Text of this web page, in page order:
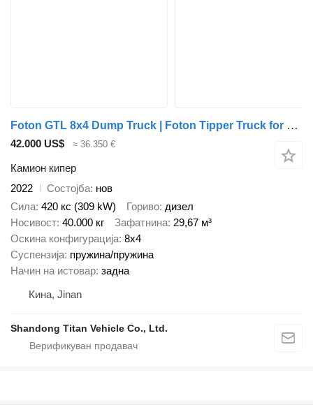
Foton GTL 8x4 Dump Truck | Foton Tipper Truck for Sale - Z
42.000 US$ ≈ 36.350 €
Камион кипер
2022
Состојба нов
Сила 420 кс (309 kW) Гориво дизел
Носивост 40.000 кг Зафатнина 29,67 м³
Оскина конфигурација 8x4
Суспензија пружина/пружина
Начин на истовар задна
Кина, Jinan
Shandong Titan Vehicle Co., Ltd.